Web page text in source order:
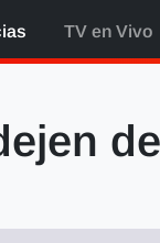
TV en Vivo